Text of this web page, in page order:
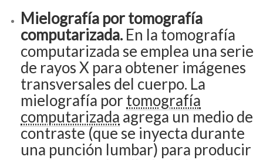
Mielografía por tomografía
computarizada. En la tomografía
computarizada se emplea una serie
de rayos X para obtener imágenes
transversales del cuerpo. La
mielografía por tomografía
computarizada agrega un medio de
contraste (que se inyecta durante
una punción lumbar) para producir